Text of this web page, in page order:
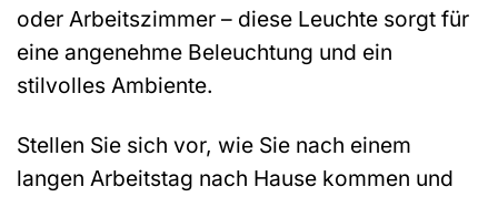
oder Arbeitszimmer – diese Leuchte sorgt für
eine angenehme Beleuchtung und ein
stilvolles Ambiente.
Stellen Sie sich vor, wie Sie nach einem
langen Arbeitstag nach Hause kommen und